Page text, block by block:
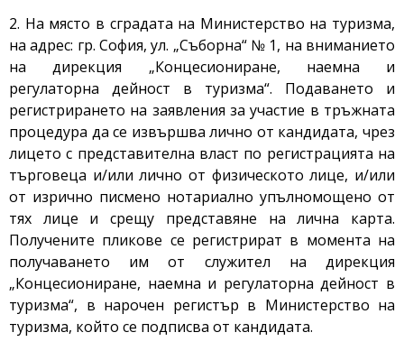
2. На място в сградата на Министерство на туризма,
на адрес: гр. София, ул. „Съборна“ № 1, на вниманието
на дирекция „Концесиониране, наемна и
регулаторна дейност в туризма“. Подаването и
регистрирането на заявления за участие в тръжната
процедура да се извършва лично от кандидата, чрез
лицето с представителна власт по регистрацията на
търговеца и/или лично от физическото лице, и/или
от изрично писмено нотариално упълномощено от
тях лице и срещу представяне на лична карта.
Получените пликове се регистрират в момента на
получаването им от служител на дирекция
„Концесиониране, наемна и регулаторна дейност в
туризма“, в нарочен регистър в Министерство на
туризма, който се подписва от кандидата.